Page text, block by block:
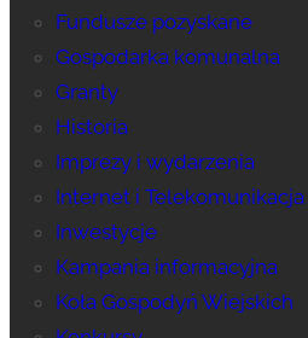
Fundusze pozyskane
Gospodarka komunalna
Granty
Historia
Imprezy i wydarzenia
Internet i Telekomunikacja
Inwestycje
Kampania informacyjna
Koła Gospodyń Wiejskich